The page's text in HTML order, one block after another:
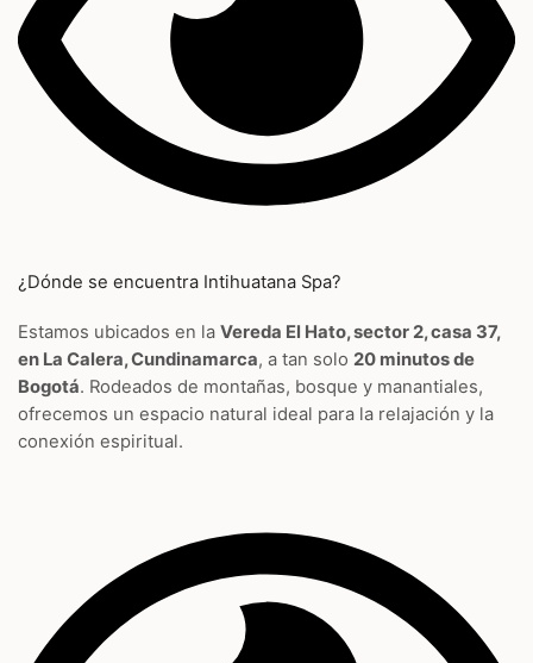
¿Dónde se encuentra Intihuatana Spa?
Estamos ubicados en la Vereda El Hato, sector 2, casa 37,
en La Calera, Cundinamarca, a tan solo 20 minutos de
Bogotá. Rodeados de montañas, bosque y manantiales,
ofrecemos un espacio natural ideal para la relajación y la
conexión espiritual.